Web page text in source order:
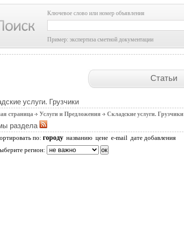
Ключевое слово или номер объявления
Пример: экспертиза сметной документации
Статьи
услуги. Грузчики
страница Услуги и Предложения Складские услуги. Грузчики
раздела
по: городу названию цене e-mail дате добавления
регион: